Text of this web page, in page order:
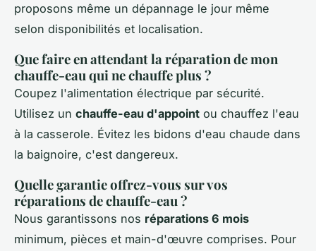
proposons même un dépannage le jour même
selon disponibilités et localisation.
Que faire en attendant la réparation de mon
chauffe-eau qui ne chauffe plus ?
Coupez l'alimentation électrique par sécurité.
Utilisez un chauffe-eau d'appoint ou chauffez l'eau
à la casserole. Évitez les bidons d'eau chaude dans
la baignoire, c'est dangereux.
Quelle garantie offrez-vous sur vos
réparations de chauffe-eau ?
Nous garantissons nos réparations 6 mois
minimum, pièces et main-d'œuvre comprises. Pour